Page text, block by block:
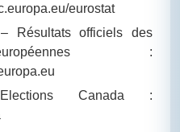
eurostat
Résultats officiels des
:
Canada :